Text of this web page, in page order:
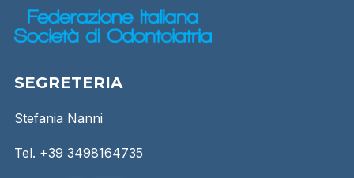
SEGRETERIA
Stefania Nanni
Tel. +39 3498164735